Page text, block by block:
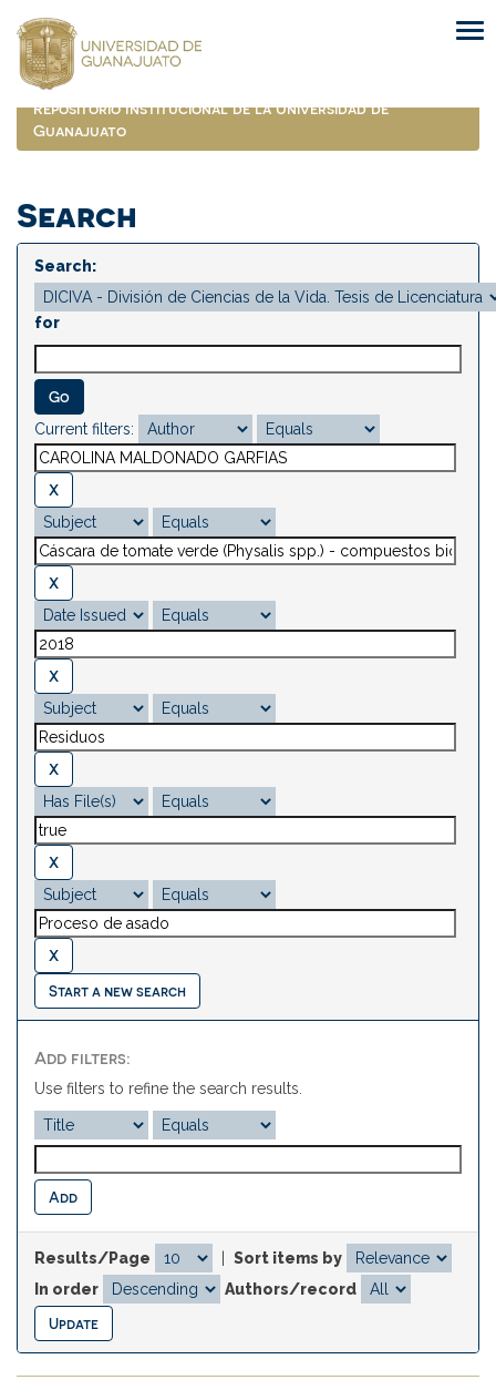
navigation
Repositorio Institucional de la Universidad de
Guanajuato
Search
Search:
for
Current filters:
Start a new search
Add filters:
Use filters to refine the search results.
Results/Page
Sort items by
In order
Authors/record